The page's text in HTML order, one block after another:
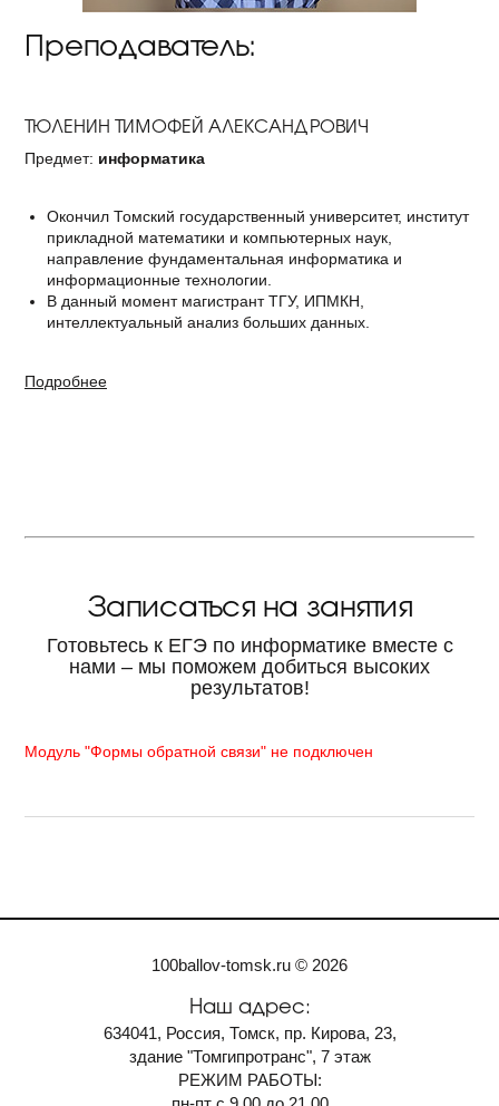
Преподаватель:
ТЮЛЕНИН ТИМОФЕЙ АЛЕКСАНДРОВИЧ
Предмет: информатика
Окончил Томский государственный университет, институт
прикладной математики и компьютерных наук,
направление фундаментальная информатика и
информационные технологии.
В данный момент магистрант ТГУ, ИПМКН,
интеллектуальный анализ больших данных.
Подробнее
Записаться на занятия
Готовьтесь к ЕГЭ по информатике вместе с
нами – мы поможем добиться высоких
результатов!
Модуль "Формы обратной связи" не подключен
100ballov-tomsk.ru © 2026
Наш адрес:
634041, Россия, Томск, пр. Кирова, 23,
здание "Томгипротранс", 7 этаж
РЕЖИМ РАБОТЫ: